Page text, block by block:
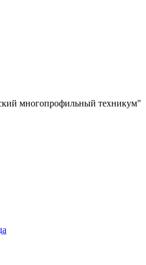
многопрофильный техникум"